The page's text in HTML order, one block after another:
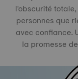
l'obscurité
personnes que
avec confiance.
la promesse